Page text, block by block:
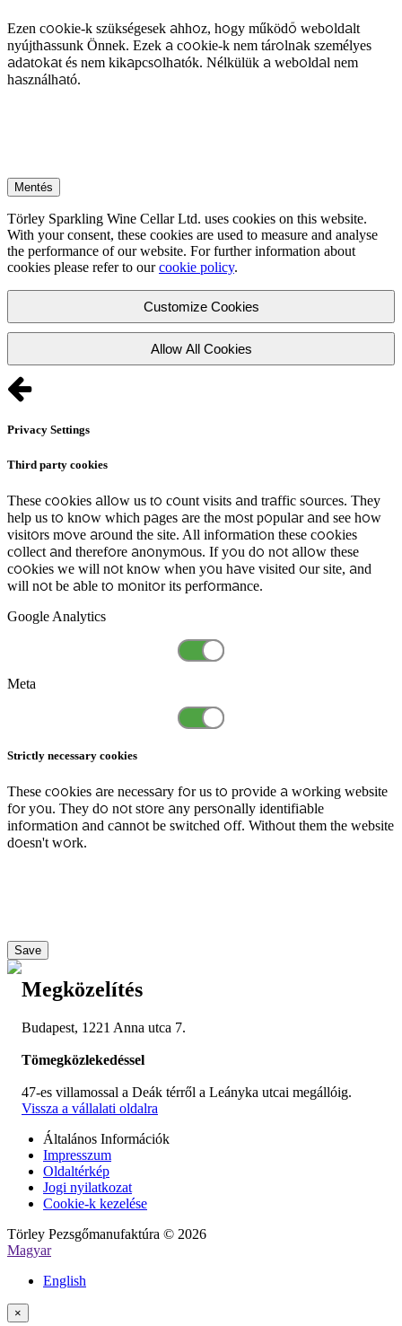
Ezen cookie-k szükségesek ahhoz, hogy működő weboldalt
nyújthassunk Önnek. Ezek a cookie-k nem tárolnak személyes
adatokat és nem kikapcsolhatók. Nélkülük a weboldal nem
használható.
Mentés
Törley Sparkling Wine Cellar Ltd. uses cookies on this website.
With your consent, these cookies are used to measure and analyse
the performance of our website. For further information about
cookies please refer to ourcookie policy.
Customize Cookies
Allow All Cookies
Privacy Settings
Third party cookies
These cookies allow us to count visits and traffic sources. They
help us to know which pages are the most popular and see how
visitors move around the site. All information these cookies
collect and therefore anonymous. If you do not allow these
cookies we will not know when you have visited our site, and
will not be able to monitor its performance.
Google Analytics
Meta
Strictly necessary cookies
These cookies are necessary for us to provide a working website
for you. They do not store any personally identifiable
information and cannot be switched off. Without them the website
doesn't work.
Save
Megközelítés
Budapest, 1221 Anna utca 7.
Tömegközlekedéssel
47-es villamossal a Deák térről a Leányka utcai megállóig.
Vissza a vállalati oldalra
Általános Információk
Impresszum
Oldaltérkép
Jogi nyilatkozat
Cookie-k kezelése
Törley Pezsgőmanufaktúra © 2026
Magyar
English
×